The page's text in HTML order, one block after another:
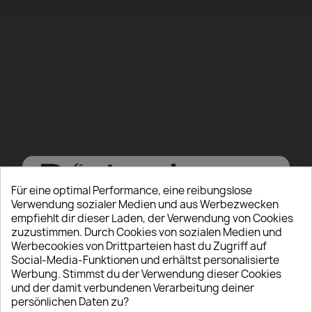
Hello there, Care to
show us some ID?
Für eine optimal Performance, eine reibungslose
Verwendung sozialer Medien und aus Werbezwecken
empfiehlt dir dieser Laden, der Verwendung von Cookies
zuzustimmen. Durch Cookies von sozialen Medien und
Werbecookies von Drittparteien hast du Zugriff auf
Social-Media-Funktionen und erhältst personalisierte
Werbung. Stimmst du der Verwendung dieser Cookies
und der damit verbundenen Verarbeitung deiner
persönlichen Daten zu?